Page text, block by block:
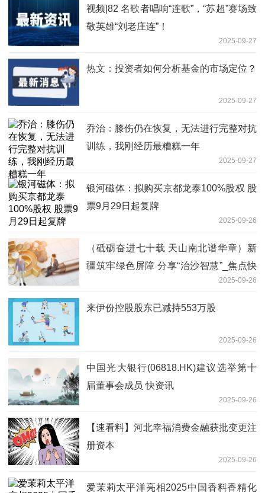
视频|82 名歌者唱响“连歌”，“苏超”赛场致
敬英雄“刘老庄连”！
2025-09-27
热文：投资者如何分析基金的市场定位？
2025-09-27
乔治：膝伤仍在恢复，无法进行完整对抗
训练，我刚经历最糟糕一年
2025-09-27
银河磁体：拟购买京都龙泰100%股权 股
票9月29日起复牌
2025-09-26
（砥砺奋进七十载 天山南北谱华章）新
疆筑牢绿色屏障 分享“治沙智慧”_焦点快
2025-09-26
来伊份控股股东已减持553万股
2025-09-26
中国光大银行(06818.HK)建议选举第十
届董事会成员 快资讯
2025-09-26
【速看料】河北幸福消费金融获批变更注
册资本
2025-09-26
爱茉莉太平洋亮相2025中国香料香精化